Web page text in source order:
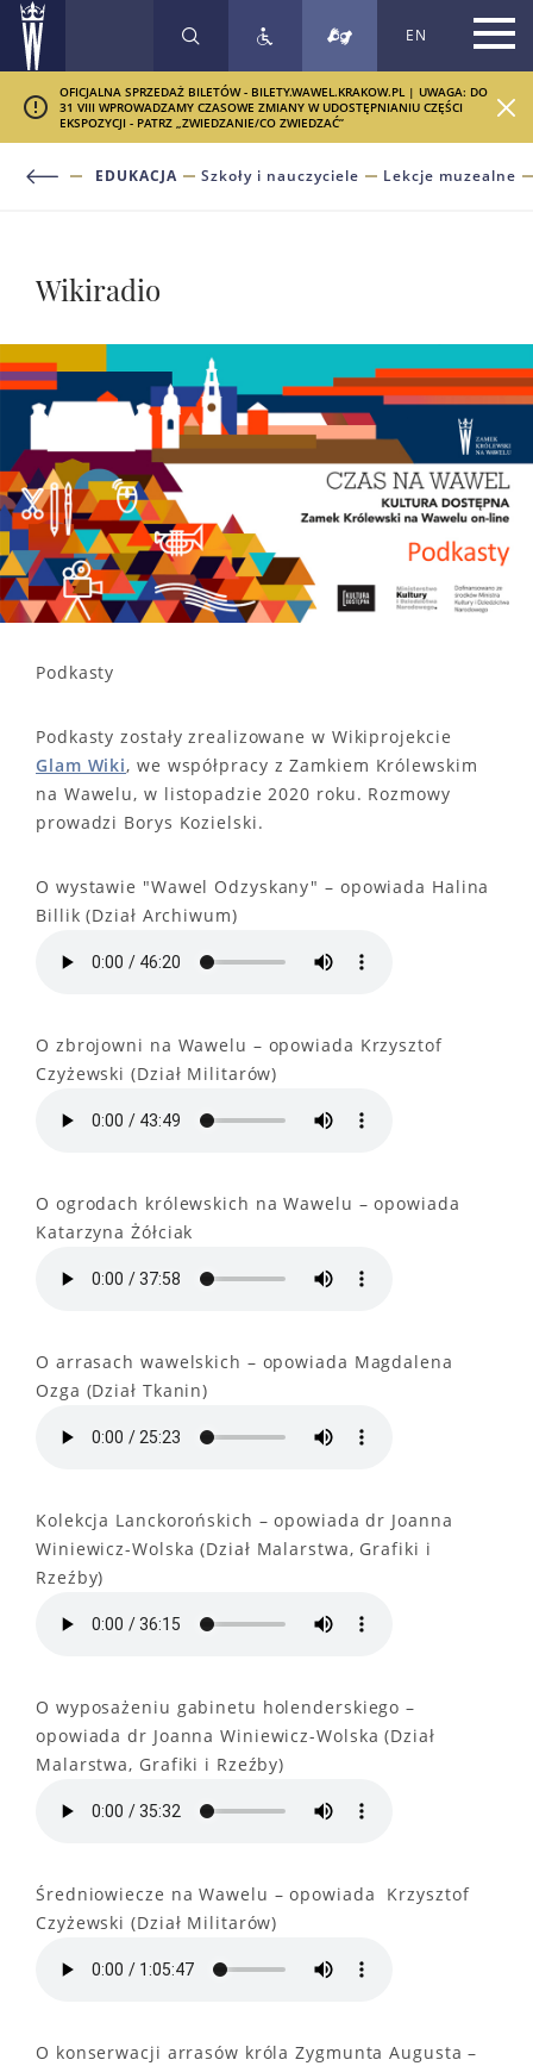
SZUKAJ EN
OFICJALNA SPRZEDAŻ BILETÓW - BILETY.WAWEL.KRAKOW.PL | UWAGA: DO
31 VIII WPROWADZAMY CZASOWE ZMIANY W UDOSTĘPNIANIU CZĘŚCI
EKSPOZYCJI - PATRZ „ZWIEDZANIE/CO ZWIEDZAĆ”
EDUKACJA Szkoły i nauczyciele Lekcje muzealne
Wikiradio
Podkasty
Podkasty zostały zrealizowane w Wikiprojekcie
Glam Wiki, we współpracy z Zamkiem Królewskim
na Wawelu, w listopadzie 2020 roku. Rozmowy
prowadzi Borys Kozielski.
O wystawie "Wawel Odzyskany" – opowiada Halina
Billik (Dział Archiwum)
O zbrojowni na Wawelu – opowiada Krzysztof
Czyżewski (Dział Militarów)
O ogrodach królewskich na Wawelu – opowiada
Katarzyna Żółciak
O arrasach wawelskich – opowiada Magdalena
Ozga (Dział Tkanin)
Kolekcja Lanckorońskich – opowiada dr Joanna
Winiewicz-Wolska (Dział Malarstwa, Grafiki i
Rzeźby)
O wyposażeniu gabinetu holenderskiego –
opowiada dr Joanna Winiewicz-Wolska (Dział
Malarstwa, Grafiki i Rzeźby)
Średniowiecze na Wawelu – opowiada Krzysztof
Czyżewski (Dział Militarów)
O konserwacji arrasów króla Zygmunta Augusta –